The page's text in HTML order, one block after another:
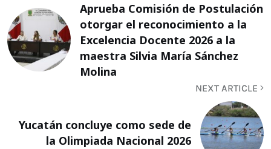
Aprueba Comisión de Postulación
otorgar el reconocimiento a la
Excelencia Docente 2026 a la
maestra Silvia María Sánchez
Molina
NEXT ARTICLE
Yucatán concluye como sede de
la Olimpiada Nacional 2026